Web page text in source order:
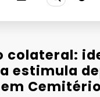
colateral:
estimula